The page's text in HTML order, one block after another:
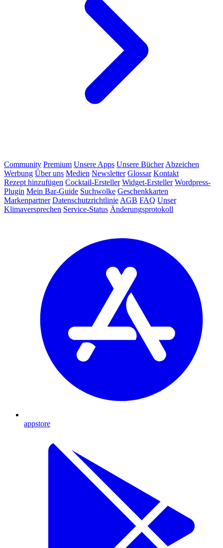
Community Premium Unsere Apps Unsere Bücher Abzeichen
Werbung Über uns Medien Newsletter Glossar Kontakt
Rezept hinzufügen Cocktail-Ersteller Widget-Ersteller Wordpress-
Plugin Mein Bar-Guide Suchwolke Geschenkkarten
Markenpartner Datenschutzrichtlinie AGB FAQ Unser
Klimaversprechen Service-Status Änderungsprotokoll
appstore